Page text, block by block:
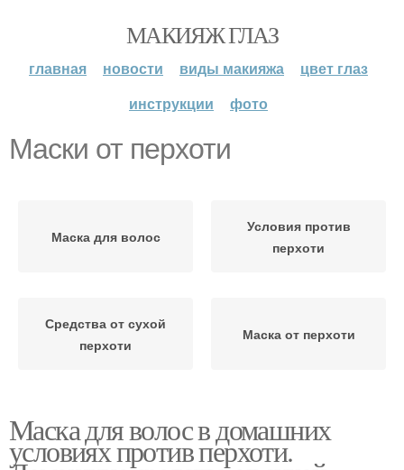
МАКИЯЖ ГЛАЗ
главная новости виды макияжа
цвет глаз
инструкции
фото
Маски от перхоти
Маска для волос
Условия против
перхоти
Средства от сухой
перхоти
Маска от перхоти
Маска для волос в домашних
условиях против перхоти.